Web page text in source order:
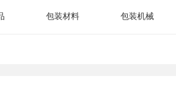
包装材料 包装机械